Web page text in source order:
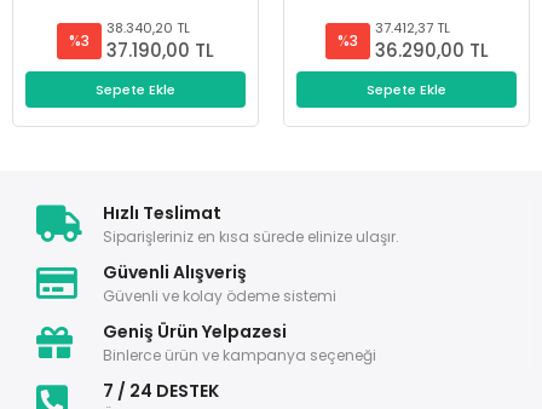
%3
38.340,20 TL
37.190,00 TL
Sepete Ekle
%3
37.412,37 TL
36.290,00 TL
Sepete Ekle
Hızlı Teslimat
Siparişleriniz en kısa sürede elinize ulaşır.
Güvenli Alışveriş
Güvenli ve kolay ödeme sistemi
Geniş Ürün Yelpazesi
Binlerce ürün ve kampanya seçeneği
7 / 24 DESTEK